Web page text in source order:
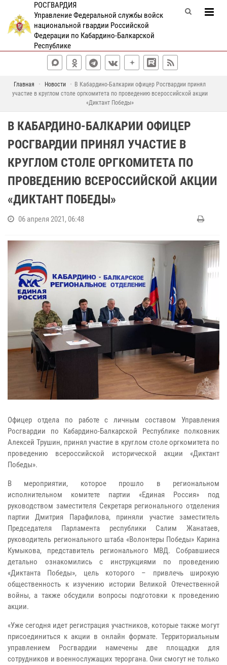
РОСГВАРДИЯ
Управление Федеральной службы войск
национальной гвардии Российской
Федерации по Кабардино-Балкарской
Республике
Главная Новости
В Кабардино-Балкарии офицер Росгвардии принял
участие в круглом столе оргкомитета по проведению всероссийской акции
«Диктант Победы»
В КАБАРДИНО-БАЛКАРИИ ОФИЦЕР
РОСГВАРДИИ ПРИНЯЛ УЧАСТИЕ В
КРУГЛОМ СТОЛЕ ОРГКОМИТЕТА ПО
ПРОВЕДЕНИЮ ВСЕРОССИЙСКОЙ АКЦИИ
«ДИКТАНТ ПОБЕДЫ»
06 апреля 2021, 06:48
Офицер отдела по работе с личным составом Управления
Росгвардии по Кабардино-Балкарской Республике полковник
Алексей Трушин, принял участие в круглом столе оргкомитета по
проведению всероссийской исторической акции «Диктант
Победы».
В мероприятии, которое прошло в региональном
исполнительном комитете партии «Единая Россия» под
руководством заместителя Секретаря регионального отделения
партии Дмитрия Парафилова, приняли участие заместитель
Председателя Парламента республики Салим Жанатаев,
руководитель регионального штаба «Волонтеры Победы» Карина
Кумыкова, представитель регионального МВД. Собравшиеся
детально ознакомились с инструкциями по проведению
«Диктанта Победы», цель которого – привлечь широкую
общественность к изучению истории Великой Отечественной
войны, а также обсудили вопросы подготовки к проведению
акции.
«Уже сегодня идет регистрация участников, которые также могут
присоединиться к акции в онлайн формате. Территориальным
управлением Росгвардии намечены две площадки для
сотрудников и военнослужащих тероргана. Они смогут не только